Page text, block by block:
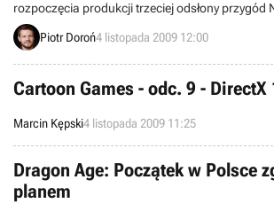
rozpoczęcia produkcji trzeciej odsłony przygód
głównego bohatera cyklu Uncharted. Podobno
wypowiedź Justina Richmonda, projektanta
Piotr Doroń4 listopada 2009 12:00
Cartoon Games - odc. 9 - DirectX
Marcin Kępski4 listopada 2009 11:25
Dragon Age: Początek w Polsce
planem